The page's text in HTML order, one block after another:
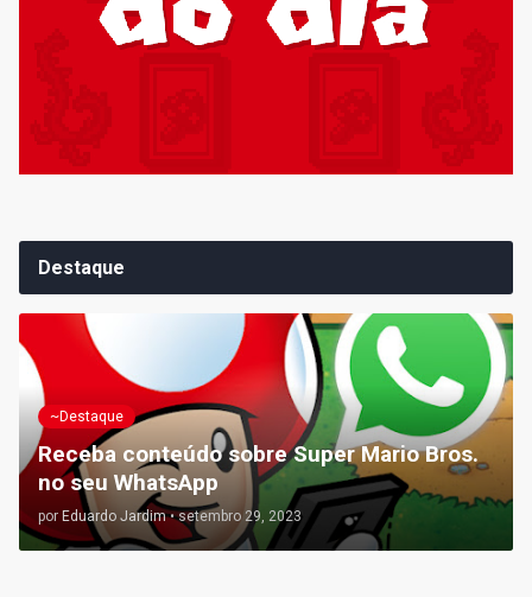
Destaque
~Destaque
Receba conteúdo sobre Super Mario Bros.
no seu WhatsApp
por Eduardo Jardim • setembro 29, 2023